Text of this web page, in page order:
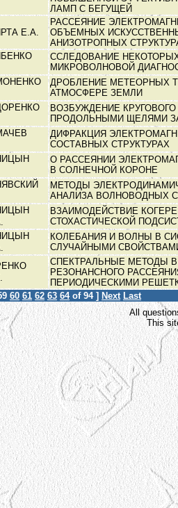
ЛАМП С БЕГУЩЕЙ
Е.А.
РАССЕЯНИЕ
ОБЪЕМНЫХ
АНИЗОТРОПНЫХ
ССЛЕДОВАНИЕ
МИКРОВОЛНОВОЙ
ДРОБЛЕНИЕ МЕТЕОРНЫХ
АТМОСФЕРЕ ЗЕМЛИ
ВОЗБУЖДЕНИЕ
ПРОДОЛЬНЫМИ ЩЕЛЯМИ
ДИФРАКЦИЯ
СОСТАВНЫХ СТРУКТУРАХ
О РАССЕЯНИИ
В СОЛНЕЧНОЙ КОРОНЕ
МЕТОДЫ
АНАЛИЗА ВОЛНОВОДНЫХ
ВЗАИМОДЕЙСТВИЕ
СТОХАСТИЧЕСКОЙ
КОЛЕБАНИЯ И ВОЛНЫ В
СЛУЧАЙНЫМИ
СПЕКТРАЛЬНЫЕ МЕТОДЫ
РЕЗОНАНСНОГО
ПЕРИОДИЧЕСКИМИ
60 61 62 63 64of 94 ] Next Last
All
This